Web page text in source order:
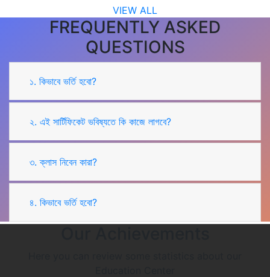
VIEW ALL
FREQUENTLY ASKED
QUESTIONS
১. কিভাবে ভর্তি হবো?
২. এই সার্টিফিকেট ভবিষ্যতে কি কাজে লাগবে?
৩. ক্লাস নিবেন কারা?
৪. কিভাবে ভর্তি হবো?